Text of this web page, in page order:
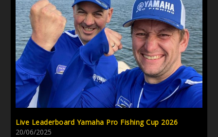
Live Leaderboard Yamaha Pro Fishing Cup 2026
20/06/2025